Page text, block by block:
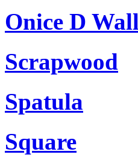
Onice D Wall
Scrapwood
Spatula
Square